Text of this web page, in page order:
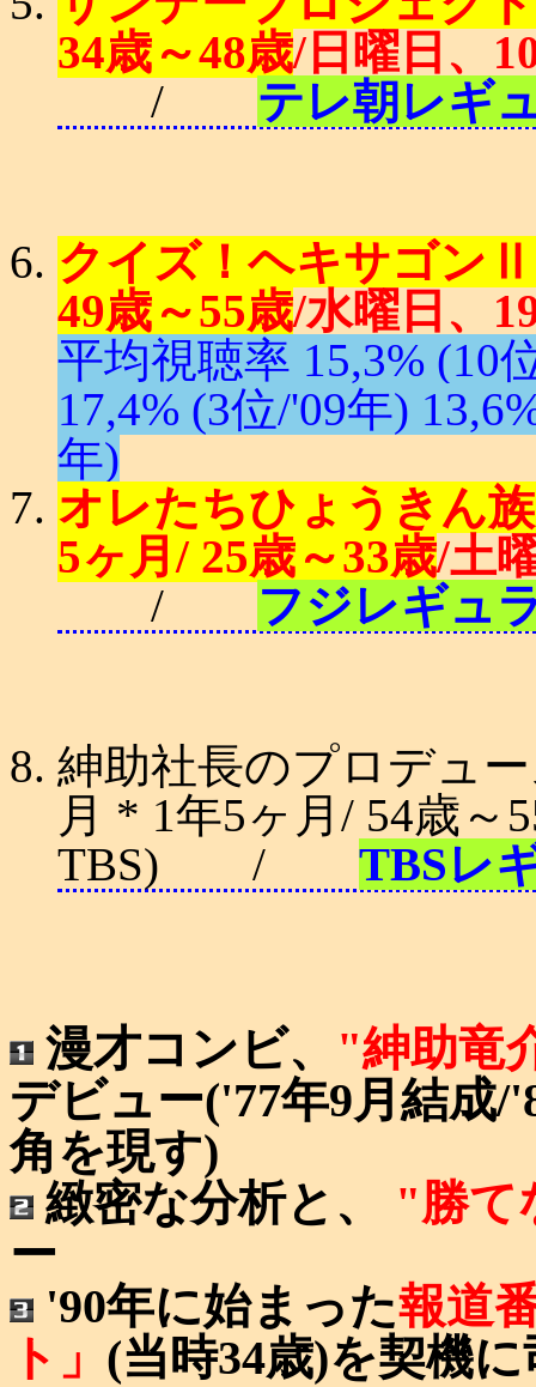
34歳～48歳/日曜日、
/ テレ朝レギ
クイズ！ヘキサゴン
49歳～55歳/水曜日、
平均視聴率 15,3% (10
17,4% (3位/'09年)
年)
オレたちひょうきん
5ヶ月/ 25歳～33歳/土
/ フジレギュ
紳助社長のプロデュ
月 * 1年5ヶ月/ 54歳～
TBS) / TBSレ
漫才コンビ、 "紳助竜
デビュー('77年9月結成/
角を現す)
緻密な分析と、
"勝て
ー
'90年に始まった報道
ト」 (当時34歳)を契機